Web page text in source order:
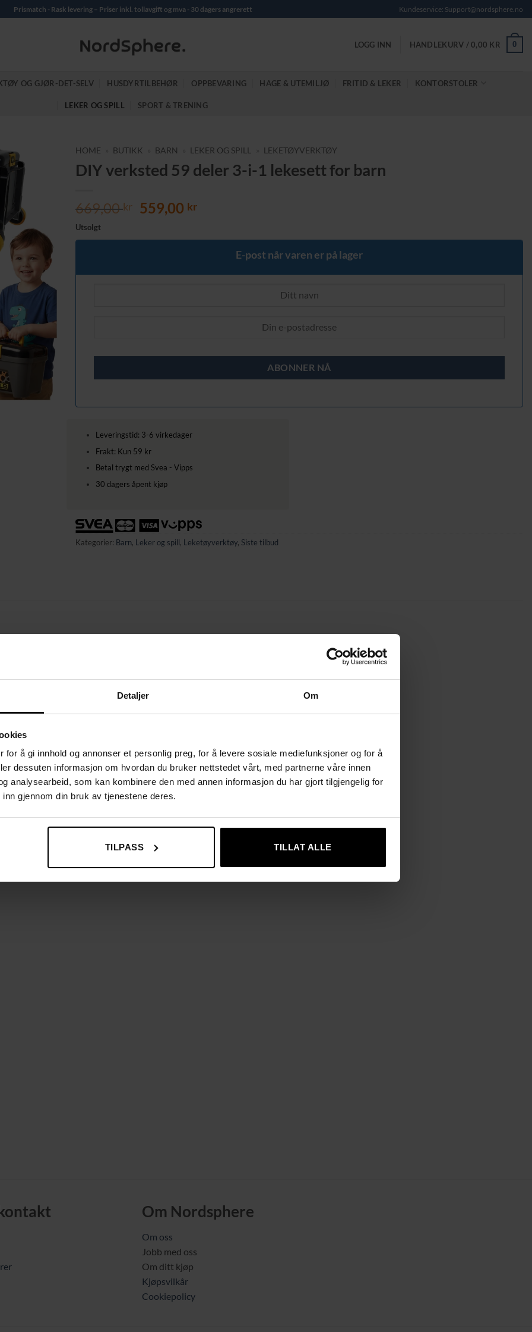
Detaljer Om
for å gi innhold og annonser et personlig preg, for å levere sosiale mediefunksjoner og for å
dessuten informasjon om hvordan du bruker nettstedet vårt, med partnerne våre innen
analysearbeid, som kan kombinere den med annen informasjon du har gjort tilgjengelig for
gjennom din bruk av tjenestene deres.
TILPASS TILLAT ALLE
Prismatch - Rask levering – Priser inkl. tollavgift og mva - 30 dagers angrerett Kundeservice: Support@nordsphere.no
LOGG INN HANDLEKURV /0,00 KR 0
OG GJØR-DET-SELV HUSDYRTILBEHØR OPPBEVARING HAGE & UTEMILJØ FRITID & LEKER KONTORSTOLER
LEKER OG SPILL SPORT & TRENING
HOME BUTIKK BARN LEKER OG SPILL LEKETØYVERKTØY
DIY verksted 59 deler 3-i-1 lekesett for barn
669,00kr
Opprinnelig
var:
559,00 krNåværende
er:
559,00 kr.
Utsolgt
E-post når varen er på lager
Leveringstid: 3-6 virkedager
Frakt: Kun 59 kr
Betal trygt med Svea - Vipps
30 dagers åpent kjøp
Kategorier: Barn, Leker og spill, Leketøyverktøy, Siste tilbud
som gir større kreativitet
mange andre tilbehør
motorikk og presisjon
håndverker
og komfortabel arbeidsplass
og full av sjarm
Om Nordsphere
Om oss
Jobb med oss
Om ditt kjøp
Kjøpsvilkår
Cookiepolicy